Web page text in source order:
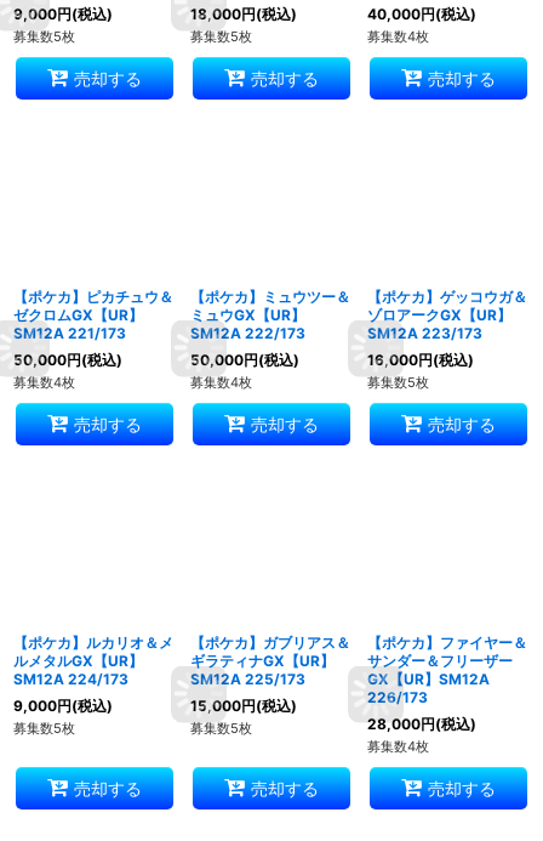
9,000円(税込)
募集数5枚
売却する
18,000円(税込)
募集数5枚
売却する
40,000円(税込)
募集数4枚
売却する
【ポケカ】ピカチュウ＆
ゼクロムGX【UR】
SM12A 221/173
50,000円(税込)
募集数4枚
売却する
【ポケカ】ミュウツー＆
ミュウGX【UR】
SM12A 222/173
50,000円(税込)
募集数4枚
売却する
【ポケカ】ゲッコウガ＆
ゾロアークGX【UR】
SM12A 223/173
16,000円(税込)
募集数5枚
売却する
【ポケカ】ルカリオ＆メ
ルメタルGX【UR】
SM12A 224/173
9,000円(税込)
募集数5枚
売却する
【ポケカ】ガブリアス＆
ギラティナGX【UR】
SM12A 225/173
15,000円(税込)
募集数5枚
売却する
【ポケカ】ファイヤー＆
サンダー＆フリーザー
GX【UR】SM12A
226/173
28,000円(税込)
募集数4枚
売却する